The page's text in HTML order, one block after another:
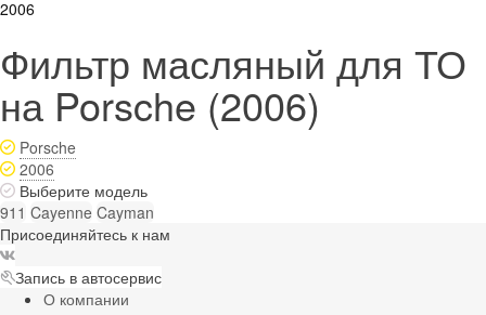
2006
Фильтр масляный для ТО
на Porsche (2006)
Porsche
2006
Выберите модель
911 Cayenne Cayman
Присоединяйтесь к нам
Запись в автосервис
О компании